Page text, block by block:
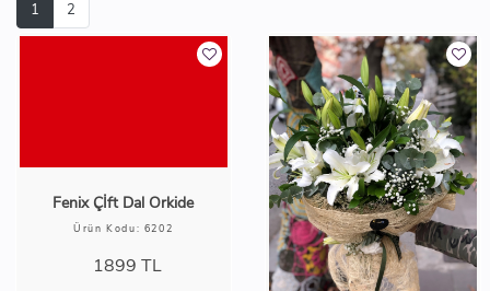
1 2
Fenix Çİft Dal Orkide
Ürün Kodu: 6202
1899 TL